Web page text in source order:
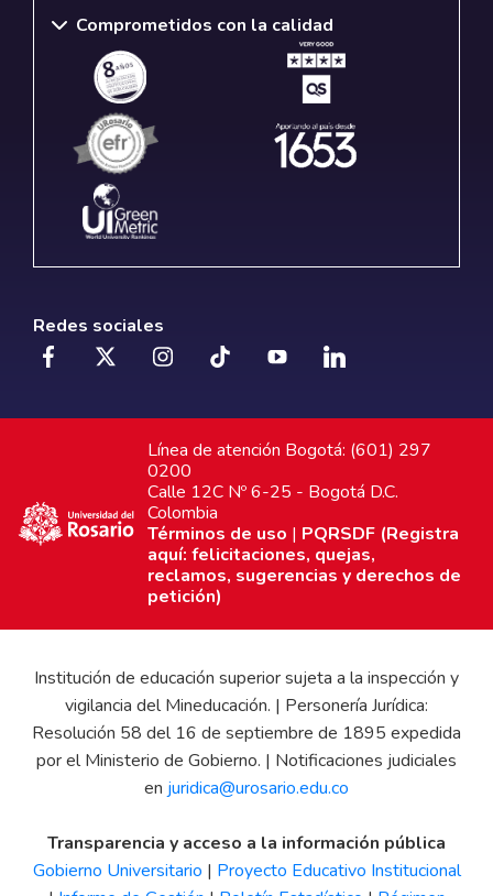
Comprometidos con la calidad
Redes sociales
Línea de atención Bogotá: (601) 297
0200
Calle 12C Nº 6-25 - Bogotá D.C.
Colombia
Términos de uso | PQRSDF (Registra
aquí: felicitaciones, quejas,
reclamos, sugerencias y derechos de
petición)
Institución de educación superior sujeta a la inspección y
vigilancia del Mineducación. | Personería Jurídica:
Resolución 58 del 16 de septiembre de 1895 expedida
por el Ministerio de Gobierno. | Notificaciones judiciales
en juridica@urosario.edu.co
Transparencia y acceso a la información pública
Gobierno Universitario | Proyecto Educativo Institucional